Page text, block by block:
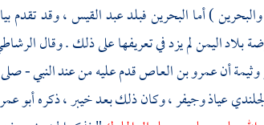
والبحرين) أماالبحرينفبلدعبد القيس، وقد تقدم
بلاداليمنلم يزد في تعريفها على ذلك . وقال
وثيمةأنعمرو بن العاصقدم عليه من عند النبي -
عياذوجيفر، وكان ذلك بعدخيبر، ذكرهأبو